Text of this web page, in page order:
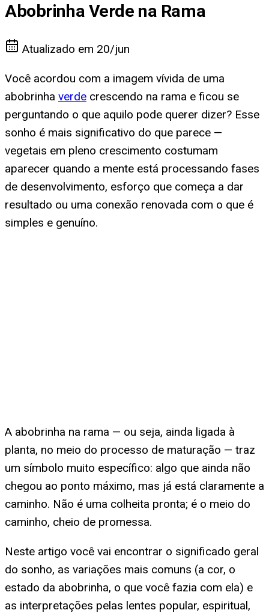
Abobrinha Verde na Rama
Atualizado em 20/jun
Você acordou com a imagem vívida de uma
abobrinha verde crescendo na rama e ficou se
perguntando o que aquilo pode querer dizer? Esse
sonho é mais significativo do que parece —
vegetais em pleno crescimento costumam
aparecer quando a mente está processando fases
de desenvolvimento, esforço que começa a dar
resultado ou uma conexão renovada com o que é
simples e genuíno.
A abobrinha na rama — ou seja, ainda ligada à
planta, no meio do processo de maturação — traz
um símbolo muito específico: algo que ainda não
chegou ao ponto máximo, mas já está claramente a
caminho. Não é uma colheita pronta; é o meio do
caminho, cheio de promessa.
Neste artigo você vai encontrar o significado geral
do sonho, as variações mais comuns (a cor, o
estado da abobrinha, o que você fazia com ela) e
as interpretações pelas lentes popular, espiritual,